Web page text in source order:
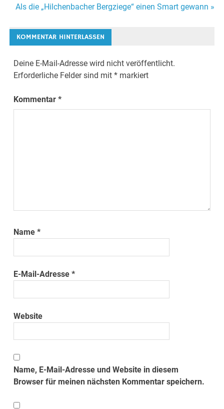
Als die „Hilchenbacher Bergziege“ einen Smart gewann »
KOMMENTAR HINTERLASSEN
Deine E-Mail-Adresse wird nicht veröffentlicht.
Erforderliche Felder sind mit* markiert
Kommentar*
Name*
E-Mail-Adresse*
Website
Name, E-Mail-Adresse und Website in diesem
Browser für meinen nächsten Kommentar speichern.